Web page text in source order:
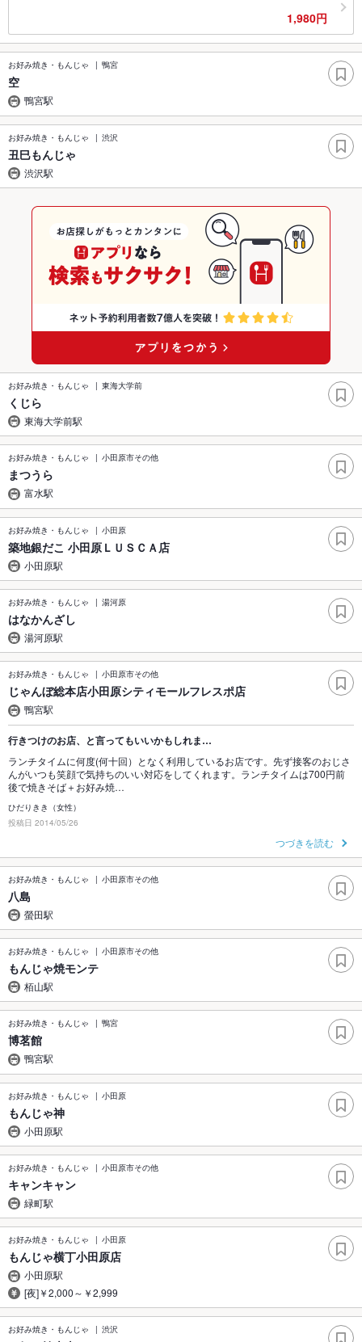
1,980円
お好み焼き・もんじゃ 鴨宮
空
鴨宮駅
お好み焼き・もんじゃ 渋沢
丑巳もんじゃ
渋沢駅
お好み焼き・もんじゃ 東海大学前
くじら
東海大学前駅
お好み焼き・もんじゃ 小田原市その他
まつうら
富水駅
お好み焼き・もんじゃ 小田原
築地銀だこ 小田原ＬＵＳＣＡ店
小田原駅
お好み焼き・もんじゃ 湯河原
はなかんざし
湯河原駅
お好み焼き・もんじゃ 小田原市その他
じゃんぼ総本店小田原シティモールフレスポ店
鴨宮駅
行きつけのお店、と言ってもいいかもしれま…
ランチタイムに何度(何十回）となく利用しているお店です。先ず接客のおじさ
んがいつも笑顔で気持ちのいい対応をしてくれます。ランチタイムは700円前
後で焼きそば＋お好み焼…
ひだりきき（女性）
投稿日 2014/05/26
つづきを読む
お好み焼き・もんじゃ 小田原市その他
八島
螢田駅
お好み焼き・もんじゃ 小田原市その他
もんじゃ焼モンテ
栢山駅
お好み焼き・もんじゃ 鴨宮
博茗館
鴨宮駅
お好み焼き・もんじゃ 小田原
もんじゃ神
小田原駅
お好み焼き・もんじゃ 小田原市その他
キャンキャン
緑町駅
お好み焼き・もんじゃ 小田原
もんじゃ横丁小田原店
小田原駅
[夜]￥2,000～￥2,999
お好み焼き・もんじゃ 渋沢